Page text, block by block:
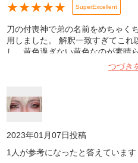
★★★★★ SuperExcellent
刀の付喪神で弟の名前をめちゃく
用しました。 解釈一致すぎてこ
し、黄色過ぎない黄色なのが素
お気を付けて！ 間違えるとめちゃ
つづき
2023年01月07日投稿
1 人が参考になったと答えています